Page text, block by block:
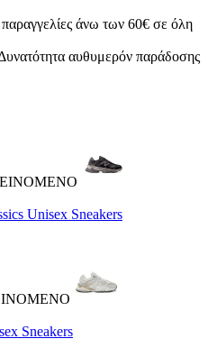
άνω των 60€ σε όλη
αυθυμερόν παράδοσης
Unisex Sneakers
Sneakers